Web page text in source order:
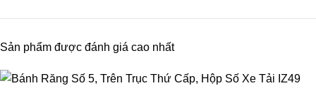
Sản phẩm được đánh giá cao nhất